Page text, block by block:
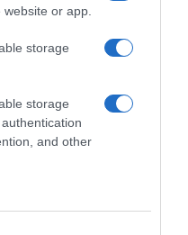
or app.
storage
storage
and other